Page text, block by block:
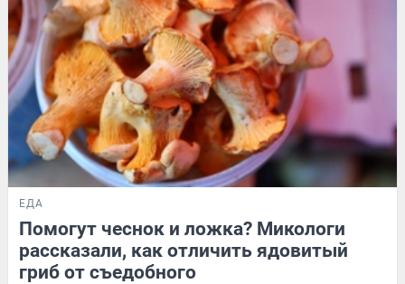
ЕДА
Помогут чеснок и ложка? Микологи
рассказали, как отличить ядовитый
гриб от съедобного